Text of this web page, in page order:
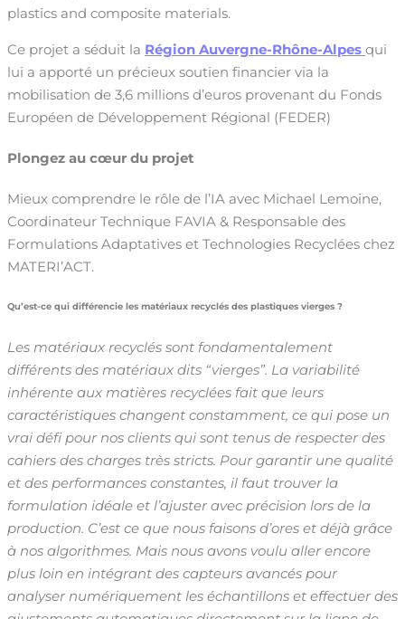
plastics and composite materials.
Ce projet a séduit la Région Auvergne-Rhône-Alpes qui
lui a apporté un précieux soutien financier via la
mobilisation de 3,6 millions d’euros provenant du Fonds
Européen de Développement Régional (FEDER)
Plongez au cœur du projet
Mieux comprendre le rôle de l’IA avec Michael Lemoine,
Coordinateur Technique FAVIA & Responsable des
Formulations Adaptatives et Technologies Recyclées chez
MATERI’ACT.
Qu’est-ce qui différencie les matériaux recyclés des plastiques vierges ?
Les matériaux recyclés sont fondamentalement
différents des matériaux dits “vierges”. La variabilité
inhérente aux matières recyclées fait que leurs
caractéristiques changent constamment, ce qui pose un
vrai défi pour nos clients qui sont tenus de respecter des
cahiers des charges très stricts. Pour garantir une qualité
et des performances constantes, il faut trouver la
formulation idéale et l’ajuster avec précision lors de la
production. C’est ce que nous faisons d’ores et déjà grâce
à nos algorithmes. Mais nous avons voulu aller encore
plus loin en intégrant des capteurs avancés pour
analyser numériquement les échantillons et effectuer des